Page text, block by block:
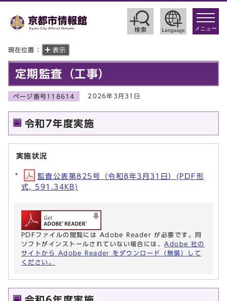
toggle
メニュー
現在位置： 表示
定期監査（工事）
ページ番号118614 2026年3月31日
令和7年度実施
実施状況
監査公表第825号（令和8年3月31日）(PDF形
式, 591.34KB)
PDFファイルの閲覧には Adobe Reader が必要です。同
ソフトがインストールされていない場合には、 Adobe 社の
サイトから Adobe Reader をダウンロード（無償）して
ください。